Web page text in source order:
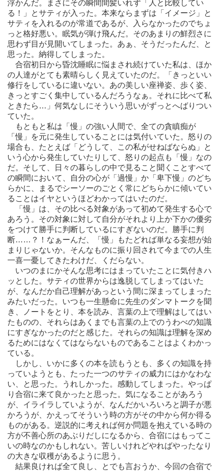
浮かんだ。まさにその瞬間間髪いれず「人と比較してい
る！」とサティが入った。本来ならまずは「イメージ」と
サティを入れるのが常道であるが、入らなかったのでちょ
っと格好悪い。眠気が弾け飛んだ。そのあまりの鮮烈さに
思わず目が見開いてしまった。あぁ、そうだったんだ、と
思った。納得してしまった。
合宿初日から昏沈睡眠に悩まされ続けていた私は、ほか
の人達がとても素晴らしく見えていたのだ。「きっといい
修行をしているに違いない。あの美しい座禅姿、歩く姿、
きっとすごく集中しているんだろうなぁ。それに比べて私
ときたら…」何気なしにそういう思いがずっとへばりつい
ていた。
もともと私は「慢」の強い人間で、全ての貪瞋痴が
「慢」を元に発生していることには気付いていた。怒りの
場合も、たとえば「どうして、この私がせねばならぬ」と
いう心から発生していたりして、怒りの起点も「慢」なの
だ。そして、日々の暮らしの中で見ること聞くことすべて
の瞬間において、自分の心が「過慢」か「卑下慢」のどち
らかに、まるでシーソーのごとく常にどちらかに傾いてい
ることはイヤというほどわかってはいたのだ。
「慢」は、その比べる対象があって初めて発生する心で
あろう。その対象に対して自分がそれより上か下かの優劣
をつけて勝手に判断しているにすぎないのだ。勝手に判
断……？！なぁーんだ、「慢」もたどれば単なる妄想が始
まりじゃないか。そんなものに振り回されて今までの人生
一喜一憂してきたわけだ、くだらない。
いつのまにかそんな思考にはまっていたことに気付きハ
ッとした。サティの世界からは逸脱してしまってはいた
が、なんだか自己理解があっという間に深まってしまった
みたいだった。いつも一生懸命に先生のダンマトークを聞
き、ノートをとり、本を読み、言葉の上で理解はしてはい
たものの、それらはあくまでも言葉の上でのうわべの知識
にすぎなかったのだと感じた。それらの知識は理解を深め
るためにはなくてはならないものであることはよくわかっ
ている。
しかし、いかに多くの本を読もうとも、多くの知識を持
っていようとも、たった一つのサティの威力にはかなわな
い、と思った。うれしかった。感動してしまった。やっぱ
り合宿に来て良かったと思った。気になることがあろう
が、イライラしていようが、なんだかいろいろと調子が悪
かろうが、かえってそういう時の方がその中から何か得る
ものがある。逆説的に考えれば何か問題を抱えている時の
方が不善心所のあぶりだしになるから、合宿にはもってこ
いの時なのかもしれない。苦しいけれどやればやったなり
の大きな収穫があるように思う。
結果良ければ全て良し、とでも言おうか、今回の合宿で